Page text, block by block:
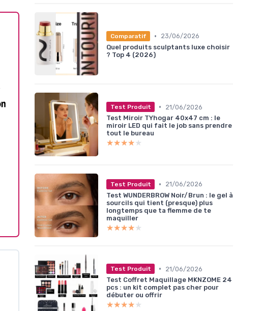
Comparatif •
23/06/2026
Quel produits sculptants luxe choisir
? Top 4 (2026)
Test Produit •
21/06/2026
Test Miroir TYhogar 40x47 cm : le
miroir LED qui fait le job sans prendre
tout le bureau
★★★★★
★★★★★
Test Produit •
21/06/2026
Test WUNDERBROW Noir/Brun : le gel à
sourcils qui tient (presque) plus
longtemps que ta flemme de te
maquiller
★★★★★
★★★★★
Test Produit •
21/06/2026
Test Coffret Maquillage MKNZOME 24
pcs : un kit complet pas cher pour
débuter ou offrir
★★★★★
★★★★★